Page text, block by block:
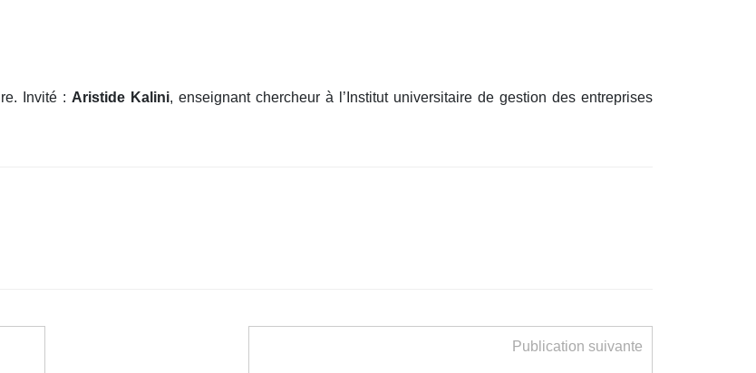
Invité : Aristide Kalini, enseignant chercheur à l’Institut universitaire de gestion des entreprises
Publication suivante